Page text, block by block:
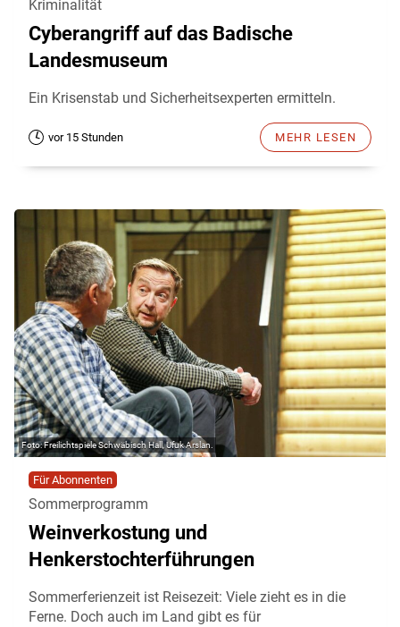
Kriminalität
Cyberangriff auf das Badische
Landesmuseum
Ein Krisenstab und Sicherheitsexperten ermitteln.
vor 15 Stunden MEHR LESEN
Freilichtspiele Schwäbisch Hall, Ufuk Arslan.
Für Abonnenten
Sommerprogramm
Weinverkostung und
Henkerstochterführungen
Sommerferienzeit ist Reisezeit: Viele zieht es in die
Ferne. Doch auch im Land gibt es für